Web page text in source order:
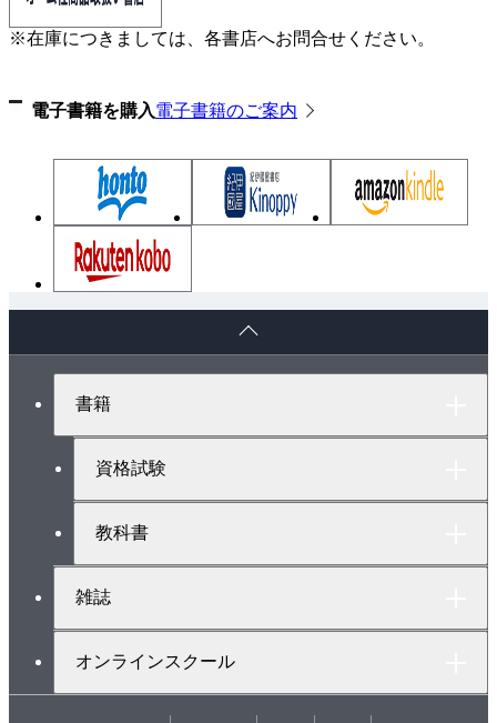
※在庫につきましては、各書店へお問合せください。
電子書籍を購入電子書籍のご案内
書籍
資格試験
教科書
雑誌
オンラインスクール